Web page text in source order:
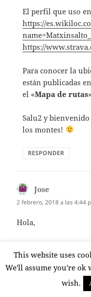
El perfil que uso
https://
https://
Para conocer la
están publicadas
el «Mapa de rutas
Salu2 y
los montes!
RESPONDER
Jose
2 febrero, 2018 a las 4:44
Hola,
muy bien descrito.
Un lugar precioso
This website uses
We'll assume you're
wish.